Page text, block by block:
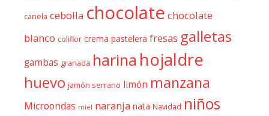
canela cebolla chocolate chocolate
blanco coliflor crema pastelera fresas galletas
gambas granada harina hojaldre
huevo jamón serrano limón manzana
Microondas miel naranja nata Navidad niños